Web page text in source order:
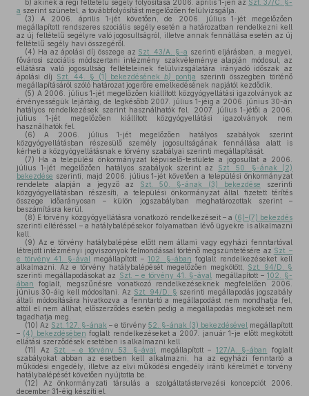
b) akinek a régi feltételű segély folyósítása 2006. április 1-jén az Szt. 37/C. §-
a szerint szünetel, a továbbfolyósítást megelőzően felülvizsgálja.
(3) A 2006. április 1-jét követően, de 2006. július 1-jét megelőzően
megállapított rendszeres szociális segély esetén a határozatban rendelkezni kell
az új feltételű segélyre való jogosultságról, illetve annak fennállása esetén az új
feltételű segély havi összegéről.
(4) Ha az ápolási díj összege az Szt. 43/A. §-a szerinti eljárásban, a megyei,
fővárosi szociális módszertani intézmény szakvéleménye alapján módosul, az
ellátásra való jogosultság feltételeinek felülvizsgálatára irányadó időszak az
ápolási díj Szt. 44. § (1) bekezdésénekb) pontja
szerinti összegben történő
megállapításáról szóló határozat jogerőre emelkedésének napjától kezdődik.
(5) A 2006. július 1-jét megelőzően kiállított közgyógyellátási igazolványok az
érvényességük lejártáig, de legkésőbb 2007. július 1-jéig a 2006. június 30-án
hatályos rendelkezések szerint használhatók fel. 2007. július 1-jétől a 2006.
július 1-jét megelőzően kiállított közgyógyellátási igazolványok nem
használhatók fel.
(6) A 2006. július 1-jét megelőzően hatályos szabályok szerint
közgyógyellátásban részesülő személy jogosultságának fennállása alatt is
kérheti a közgyógyellátásnak e törvény szabályai szerinti megállapítását.
(7) Ha a települési önkormányzat képviselő-testülete a jogosultat a 2006.
július 1-jét megelőzően hatályos szabályok szerint az Szt. 50. §-ának (2)
bekezdése szerinti, majd 2006. július 1-jét követően a települési önkormányzat
rendelete alapján a jegyző az Szt. 50. §-ának (3) bekezdése szerinti
közgyógyellátásban részesíti, a települési önkormányzat által fizetett térítés
összege időarányosan – külön jogszabályban meghatározottak szerint –
beszámításra kerül.
(8) E törvény közgyógyellátásra vonatkozó rendelkezéseit – a (6)–(7) bekezdés
szerinti eltéréssel – a hatálybalépésekor folyamatban lévő ügyekre is alkalmazni
kell.
(9) Az e törvény hatálybalépése előtt nem állami vagy egyházi fenntartóval
létrejött intézményi jogviszonyok felmondással történő megszüntetésére az Szt. –
e törvény 41. §-ával megállapított – 102. §-ában foglalt rendelkezéseket kell
alkalmazni. Az e törvény hatálybalépését megelőzően megkötött, Szt. 94/D. §
szerinti megállapodásokat az Szt. – e törvény 41. §-ával megállapított – 102. §-
ában foglalt, megszűnésre vonatkozó rendelkezéseknek megfelelően 2006.
június 30-áig kell módosítani. Az Szt. 94/D. § szerinti megállapodás jogszabály
általi módosítására hivatkozva a fenntartó a megállapodást nem mondhatja fel,
attól el nem állhat, előszerződés esetén pedig a megállapodás megkötését nem
tagadhatja meg.
(10) Az Szt. 127. §-ának – e törvény 52. §-ának (3) bekezdésével megállapított
– (4) bekezdésében foglalt rendelkezéseket a 2007. január 1-je előtt megkötött
ellátási szerződések esetében is alkalmazni kell.
(11) Az Szt. – e törvény 53. §-ával megállapított – 127/A. §-ában
foglalt
szabályokat abban az esetben kell alkalmazni, ha az egyházi fenntartó a
működési engedély, illetve az elvi működési engedély iránti kérelmét e törvény
hatálybalépését követően nyújtotta be.
(12) Az önkormányzati társulás a szolgáltatástervezési koncepciót 2006.
december 31-éig készíti el.